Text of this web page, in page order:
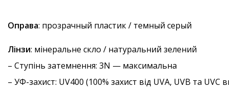
Оправа: прозрачный пластик / темный серый
Лінзи: мінеральне скло / натуральний зелений
– Ступінь затемнення: 3N — максимальна
– УФ-захист: UV400 (100% захист від UVA, UVB та